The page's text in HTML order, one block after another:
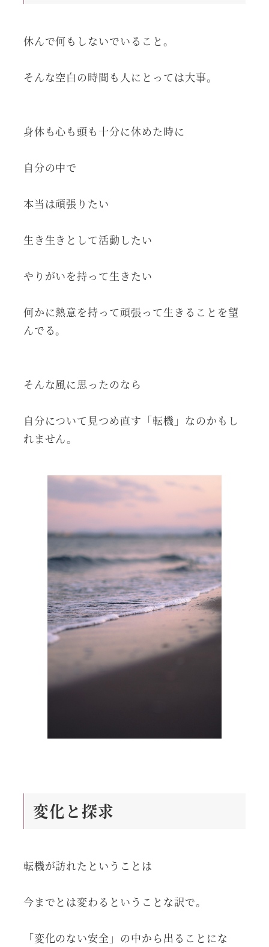
休んで何もしないでいること。
そんな空白の時間も人にとっては大事。
身体も心も頭も十分に休めた時に
自分の中で
本当は頑張りたい
生き生きとして活動したい
やりがいを持って生きたい
何かに熱意を持って頑張って生きることを望
んでる。
そんな風に思ったのなら
自分について見つめ直す「転機」なのかもし
れません。
変化と探求
転機が訪れたということは
今までとは変わるということな訳で。
「変化のない安全」の中から出ることにな